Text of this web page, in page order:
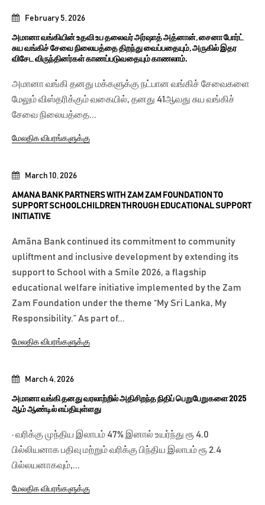
March 4, 2026
அமானா வங்கி தனது வரலாற்றில் அதிசிறந்த நிதிப் பெறுபேறுகளை 2025
ஆம் ஆண்டில் எய்தியுள்ளது
· வரிக்கு முந்திய இலாபம் 47% இனால் உயர்ந்து ரூ 4.0
பில்லியனாக பதிவு மற்றும் வரிக்கு பிந்திய இலாபம் ரூ 2.4
பில்லயனாகவும்,...
மேலதிக விபரங்களுக்கு
March 10, 2026
AMANA BANK PARTNERS WITH ZAM ZAM FOUNDATION TO
SUPPORT SCHOOLCHILDREN THROUGH EDUCATIONAL SUPPORT
INITIATIVE
Amãna Bank continued its commitment to community
upliftment and inclusive development by extending its
support to School with a Smile 2026, a flagship
educational welfare initiative implemented by the Zam
Zam Foundation under the theme “My Sri Lanka, My
Responsibility.” As part of...
மேலதிக விபரங்களுக்கு
February 5, 2026
அமானா வங்கியின் உதவி உப தலைவர் அர்ஷாத் அத்னான், சைனா போர்ட்
சுய வங்கிச் சேவை நிலையத்தை திறந்து வைப்பதையும், அருகில் இதர
விசேட விருந்தினர்கள் காணப்படுவதையும் காணலாம்.
அமானா வங்கி தனது மக்களுக்கு நட்பான வங்கிச் சேவைகளை
மேலும் விஸ்தரிக்கும் வகையில், தனது 41ஆவது சுய வங்கிச்
சேவை நிலையத்தை...
மேலதிக விபரங்களுக்கு